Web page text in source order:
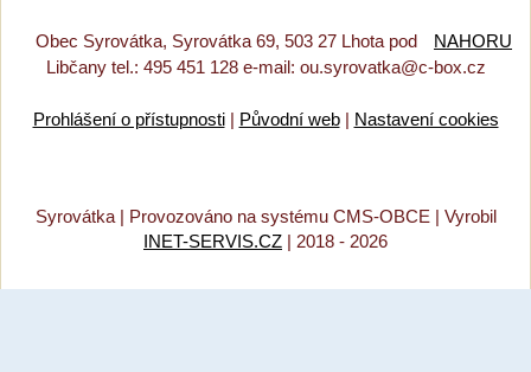
NAHORU
Obec Syrovátka, Syrovátka 69, 503 27 Lhota pod
Libčany tel.: 495 451 128 e-mail: ou.syrovatka@c-box.cz
Prohlášení o přístupnosti| Původní web| Nastavení cookies
Syrovátka | Provozováno na systému CMS-OBCE | Vyrobil
INET-SERVIS.CZ | 2018 - 2026